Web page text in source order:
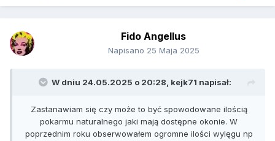
Fido Angellus
Napisano 25 Maja 2025
W dniu 24.05.2025 o 20:28, kejk71 napisał:
Zastanawiam się czy może to być spowodowane ilością
pokarmu naturalnego jaki mają dostępne okonie. W
poprzednim roku obserwowałem ogromne ilości wylęgu np